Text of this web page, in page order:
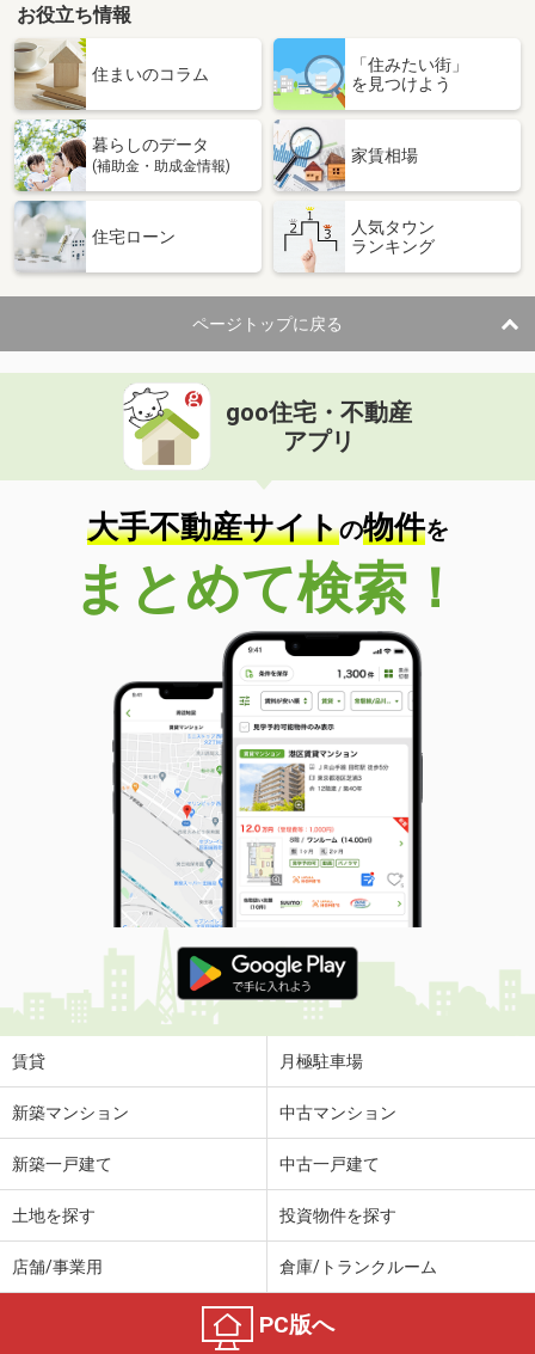
お役立ち情報
住まいのコラム
「住みたい街」
を見つけよう
暮らしのデータ
(補助金・助成金情報)
家賃相場
住宅ローン
人気タウン
ランキング
ページトップに戻る
goo住宅・不動産
アプリ
大手不動産サイトの物件を
まとめて検索！
賃貸 月極駐車場
新築マンション 中古マンション
新築一戸建て 中古一戸建て
土地を探す 投資物件を探す
店舗/事業用 倉庫/トランクルーム
PC版へ